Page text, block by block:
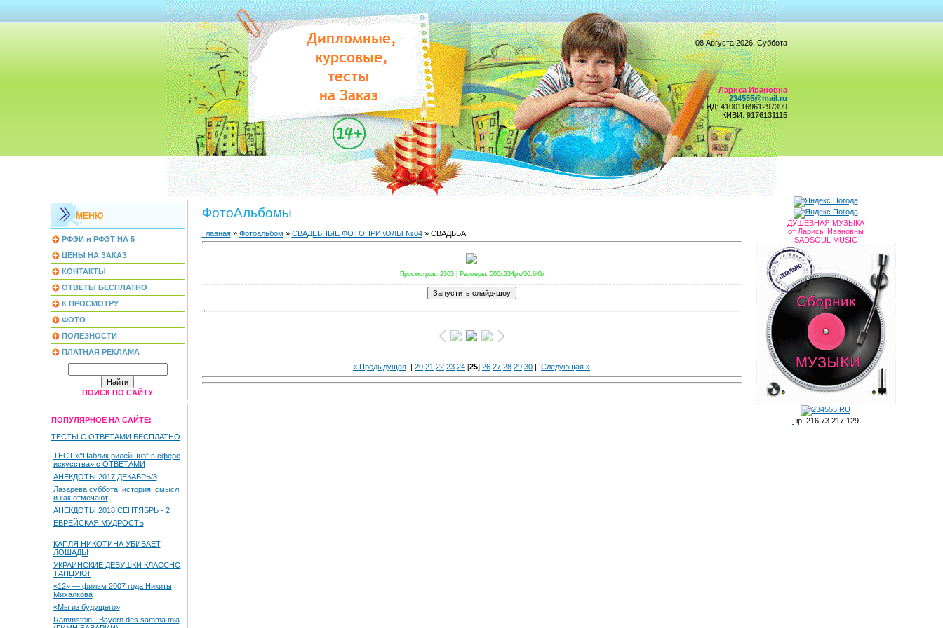
08 Августа 2026, Суббота
Лариса Ивановна
234555@mail.ru
ЯД: 4100116961297399
КИВИ: 9176131115
МЕНЮ
РФЭИ и РФЭТ НА 5
ЦЕНЫ НА ЗАКАЗ
КОНТАКТЫ
ОТВЕТЫ БЕСПЛАТНО
К ПРОСМОТРУ
ФОТО
ПОЛЕЗНОСТИ
ПЛАТНАЯ РЕКЛАМА
ПОИСК ПО САЙТУ
ПОПУЛЯРНОЕ НА САЙТЕ:
ТЕСТЫ С ОТВЕТАМИ БЕСПЛАТНО
ТЕСТ «“Паблик рилейшнз” в сфере
искусства» с ОТВЕТАМИ
АНЕКДОТЫ 2017 ДЕКАБРЬ/3
Лазарева суббота: история, смысл
и как отмечают
АНЕКДОТЫ 2018 СЕНТЯБРЬ - 2
ЕВРЕЙСКАЯ МУДРОСТЬ
КАПЛЯ НИКОТИНА УБИВАЕТ
ЛОШАДЬ!
УКРАИНСКИЕ ДЕВУШКИ КЛАССНО
ТАНЦУЮТ
«12» — фильм 2007 года Никиты
Михалкова
«Мы из будущего»
Rammstein - Bayern des samma mia
ФотоАльбомы
Главная» Фотоальбом » СВАДЕБНЫЕ ФОТОПРИКОЛЫ №04» СВАДЬБА
Просмотров: 2363 | Размеры: 500x334px/30.6Kb
« Предыдущая | 20 21 22 23 24 [25] 26 27 28 29 30 | Следующая »
ДУШЕВНАЯ МУЗЫКА
от Ларисы Ивановны
SADSOUL MUSIC
ip: 216.73.217.129